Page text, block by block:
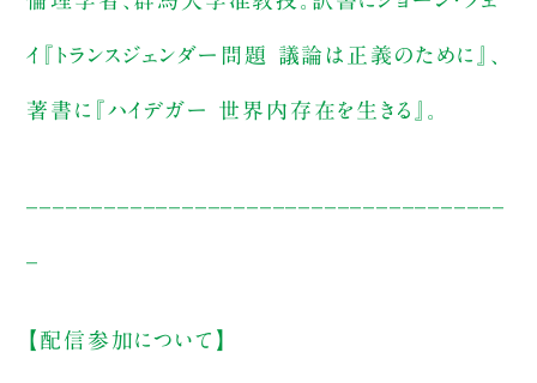
イ『トランスジェンダー問題 議論は正義のために』、
著書に『ハイデガー 世界内存在を生きる』。
【配信参加について】